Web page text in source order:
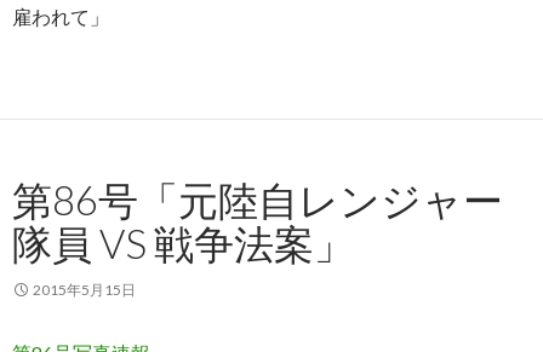
雇われて」
第86号「元陸自レンジャー
隊員 VS 戦争法案」
2015年5月15日